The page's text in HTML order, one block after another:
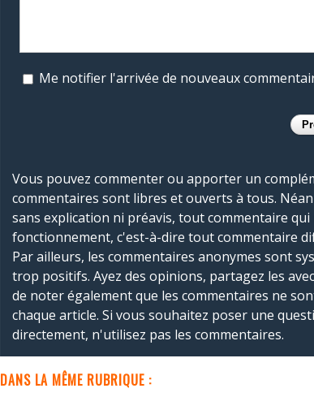
Me notifier l'arrivée de nouveaux
Vous pouvez commenter ou apporter un
commentaires sont libres et ouverts à tous.
sans explication ni préavis, tout commentaire
fonctionnement, c'est-à-dire tout commentaire
Par ailleurs, les commentaires anonymes sont
trop positifs. Ayez des opinions, partagez les
de noter également que les commentaires ne
chaque article. Si vous souhaitez poser une
directement, n'utilisez pas les commentaires.
DANS LA MÊME RUBRIQUE :